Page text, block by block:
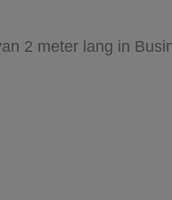
2 meter lang in